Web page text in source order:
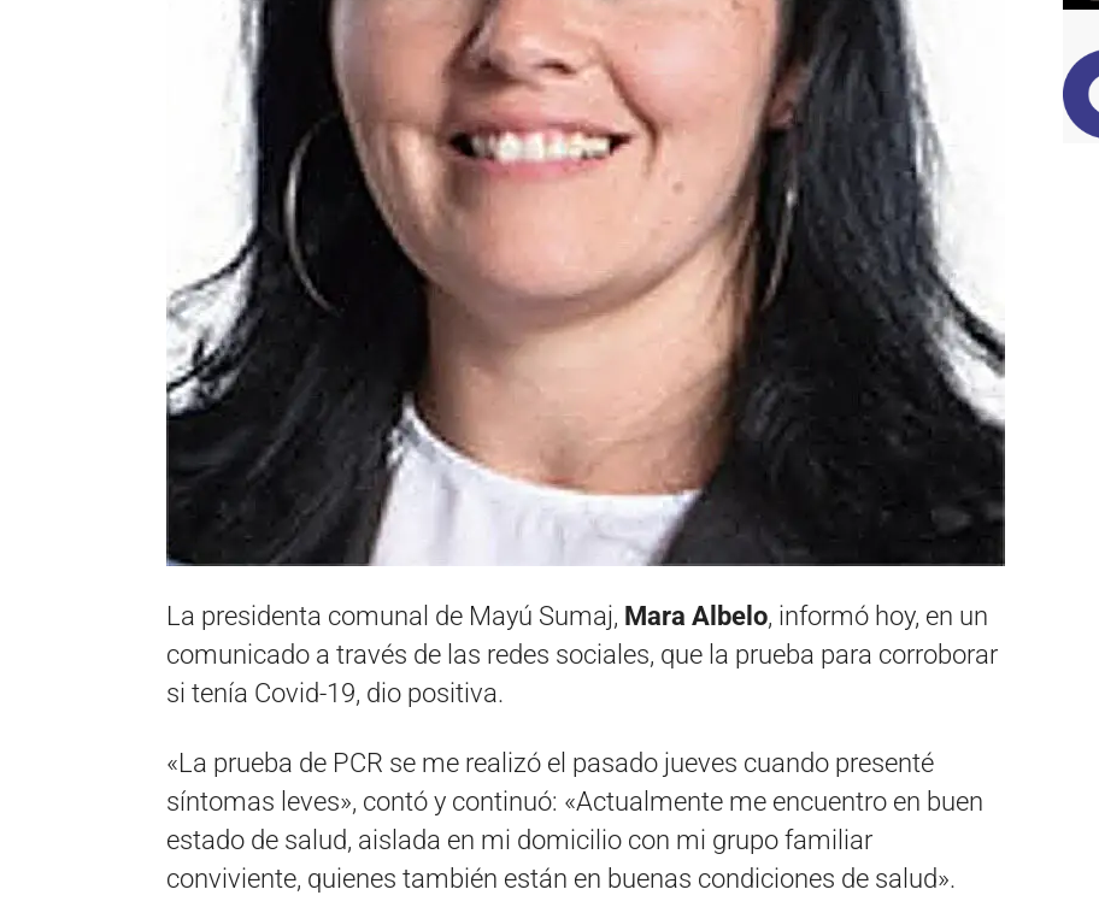
La presidenta comunal de Mayú Sumaj, Mara Albelo, informó hoy, en un
comunicado a través de las redes sociales, que la prueba para corroborar
si tenía Covid-19, dio positiva.
«La prueba de PCR se me realizó el pasado jueves cuando presenté
síntomas leves», contó y continuó: «Actualmente me encuentro en buen
estado de salud, aislada en mi domicilio con mi grupo familiar
conviviente, quienes también están en buenas condiciones de salud».